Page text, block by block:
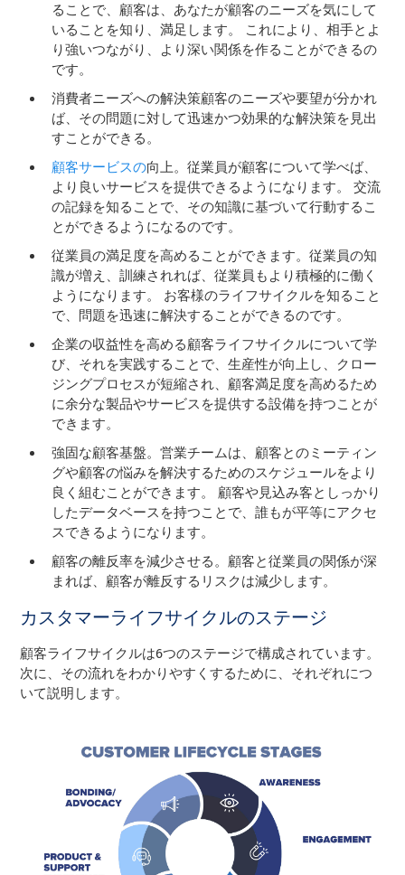
ることで、顧客は、あなたが顧客のニーズを気にして
いることを知り、満足します。 これにより、相手とよ
り強いつながり、より深い関係を作ることができるの
です。
消費者ニーズへの解決策顧客のニーズや要望が分かれ
ば、その問題に対して迅速かつ効果的な解決策を見出
すことができる。
顧客サービスの向上。従業員が顧客について学べば、
より良いサービスを提供できるようになります。 交流
の記録を知ることで、その知識に基づいて行動するこ
とができるようになるのです。
従業員の満足度を高めることができます。従業員の知
識が増え、訓練されれば、従業員もより積極的に働く
ようになります。 お客様のライフサイクルを知ること
で、問題を迅速に解決することができるのです。
企業の収益性を高める顧客ライフサイクルについて学
び、それを実践することで、生産性が向上し、クロー
ジングプロセスが短縮され、顧客満足度を高めるため
に余分な製品やサービスを提供する設備を持つことが
できます。
強固な顧客基盤。営業チームは、顧客とのミーティン
グや顧客の悩みを解決するためのスケジュールをより
良く組むことができます。 顧客や見込み客としっかり
したデータベースを持つことで、誰もが平等にアクセ
スできるようになります。
顧客の離反率を減少させる。顧客と従業員の関係が深
まれば、顧客が離反するリスクは減少します。
カスタマーライフサイクルのステージ
顧客ライフサイクルは6つのステージで構成されています。
次に、その流れをわかりやすくするために、それぞれにつ
いて説明します。